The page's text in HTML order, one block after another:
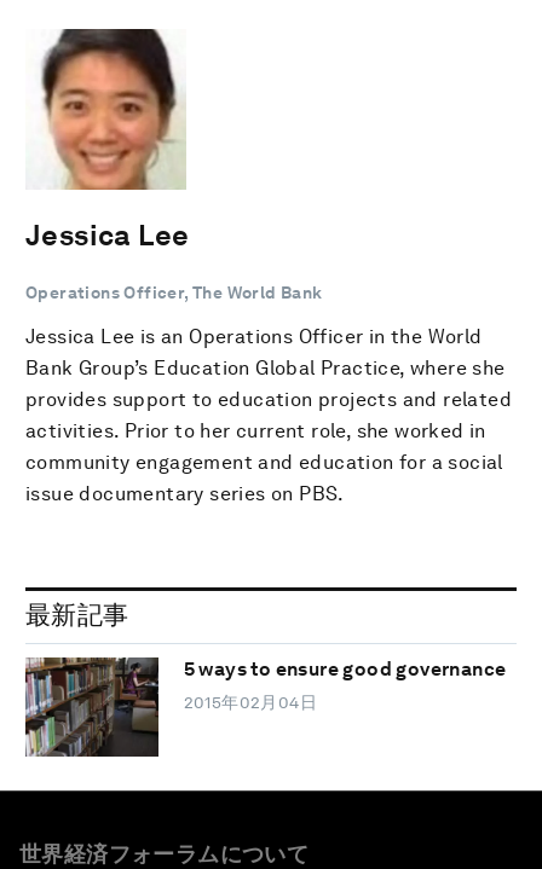
Jessica Lee
Operations Officer, The World Bank
Jessica Lee is an Operations Officer in the World
Bank Group’s Education Global Practice, where she
provides support to education projects and related
activities. Prior to her current role, she worked in
community engagement and education for a social
issue documentary series on PBS.
最新記事
5 ways to ensure good governance
2015年02月04日
世界経済フォーラムについて